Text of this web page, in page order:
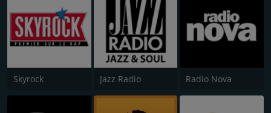
Skyrock Jazz Radio Radio Nova